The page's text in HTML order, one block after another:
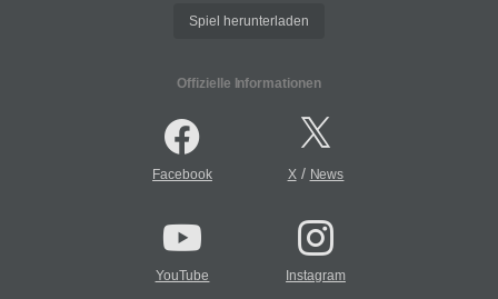
Spiel herunterladen
Offizielle Informationen
Facebook X/ News
YouTube Instagram